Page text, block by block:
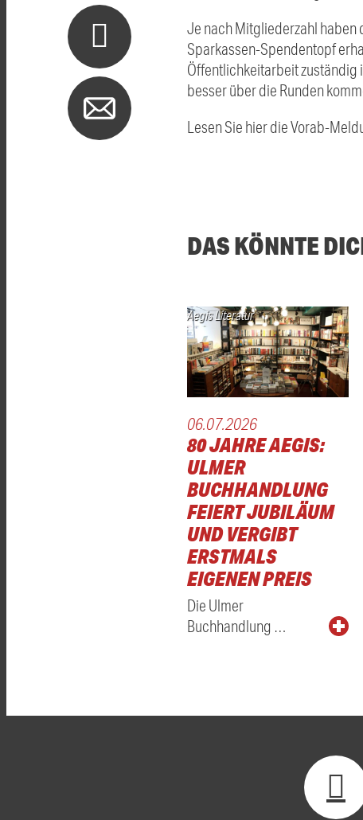
Je nach Mitgliederzahl haben
Sparkassen-Spendentopf
Öffentlichkeitarbeit zuständig
besser über die Runden
Lesen Sie hier die Vorab-
DAS KÖNNTE
Aegis Literatur
06.07.2026
80 JAHRE AEGIS:
ULMER
BUCHHANDLUNG
FEIERT JUBILÄUM
UND VERGIBT
ERSTMALS
EIGENEN PREIS
Die Ulmer
Buchhandlung …